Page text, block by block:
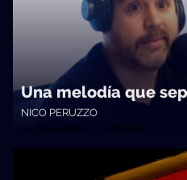
Una melodía que
NICO PERUZZO
No Toquen Nada • 07/05/2024